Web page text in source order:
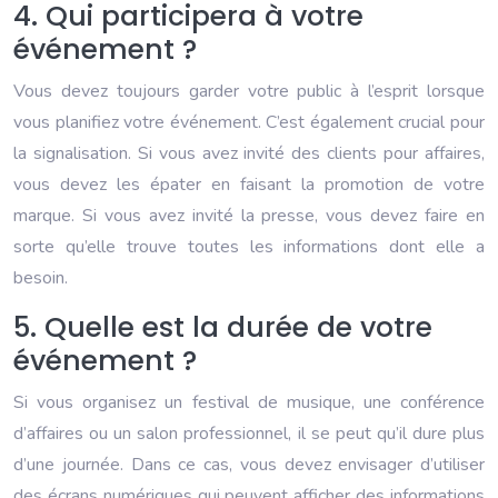
4. Qui participera à votre
événement ?
Vous devez toujours garder votre public à l’esprit lorsque
vous planifiez votre événement. C’est également crucial pour
la signalisation. Si vous avez invité des clients pour affaires,
vous devez les épater en faisant la promotion de votre
marque. Si vous avez invité la presse, vous devez faire en
sorte qu’elle trouve toutes les informations dont elle a
besoin.
5. Quelle est la durée de votre
événement ?
Si vous organisez un festival de musique, une conférence
d’affaires ou un salon professionnel, il se peut qu’il dure plus
d’une journée. Dans ce cas, vous devez envisager d’utiliser